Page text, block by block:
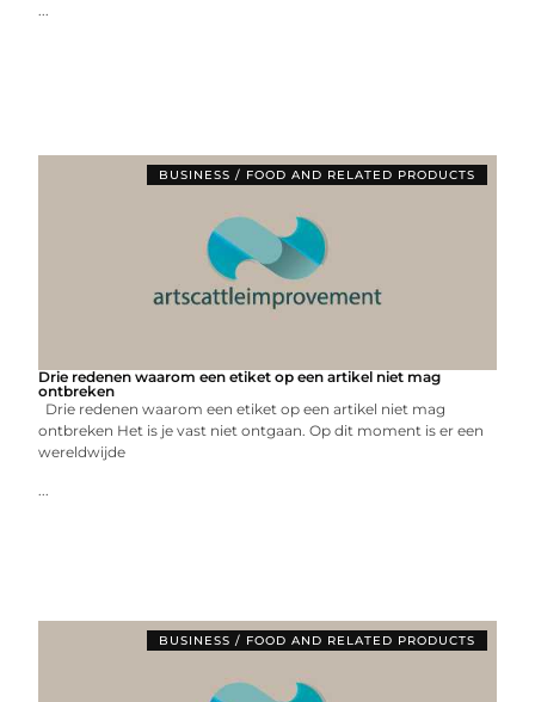
...
BUSINESS / FOOD AND RELATED PRODUCTS
Drie redenen waarom een etiket op een artikel niet mag
ontbreken
Drie redenen waarom een etiket op een artikel niet mag
ontbreken Het is je vast niet ontgaan. Op dit moment is er een
wereldwijde
...
BUSINESS / FOOD AND RELATED PRODUCTS